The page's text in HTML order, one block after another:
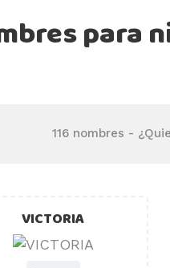
para
116 nombres -
VICTORIA